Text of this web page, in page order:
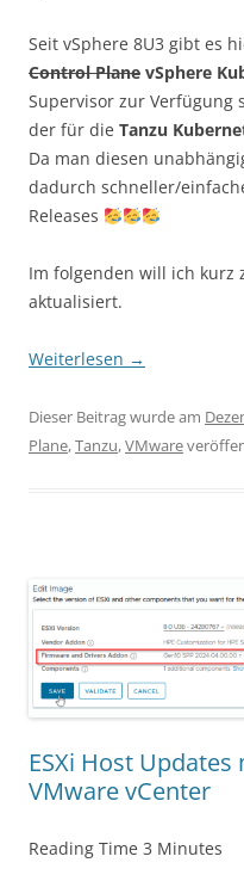
Seit vSphere 8U3 gibt es
Control Plane vSphere
Supervisor zur Verfügung
der für die Tanzu
Da man diesen
dadurch schneller/
Releases
Im folgenden will ich kurz
aktualisiert.
Weiterlesen →
Dieser Beitrag wurde am
Plane,Tanzu,VMware
ESXi Host
VMware vCenter
Reading Time 3 Minutes